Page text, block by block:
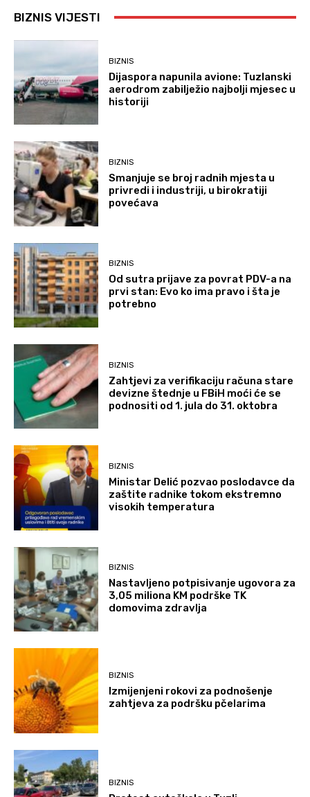
BIZNIS VIJESTI
BIZNIS
Dijaspora napunila avione: Tuzlanski
aerodrom zabilježio najbolji mjesec u
historiji
BIZNIS
Smanjuje se broj radnih mjesta u
privredi i industriji, u birokratiji
povećava
BIZNIS
Od sutra prijave za povrat PDV-a na
prvi stan: Evo ko ima pravo i šta je
potrebno
BIZNIS
Zahtjevi za verifikaciju računa stare
devizne štednje u FBiH moći će se
podnositi od 1. jula do 31. oktobra
BIZNIS
Ministar Delić pozvao poslodavce da
zaštite radnike tokom ekstremno
visokih temperatura
BIZNIS
Nastavljeno potpisivanje ugovora za
3,05 miliona KM podrške TK
domovima zdravlja
BIZNIS
Izmijenjeni rokovi za podnošenje
zahtjeva za podršku pčelarima
BIZNIS